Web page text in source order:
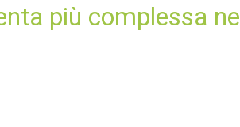
più complessa